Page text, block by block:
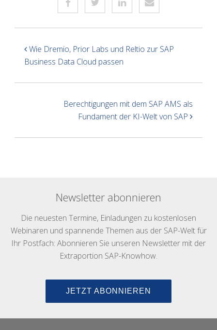
Wie Dremio, Prior Labs und Reltio zur SAP
Business Data Cloud passen
Berechtigungen mit dem SAP AMS als
Fundament der KI-Welt von SAP
Newsletter abonnieren
Die neuesten Termine, Einladungen zu kostenlosen
Webinaren und spannende Themen aus der SAP-Welt für
Ihr Postfach: Abonnieren Sie unseren Newsletter mit der
Extraportion SAP-Knowhow.
JETZT ABONNIEREN